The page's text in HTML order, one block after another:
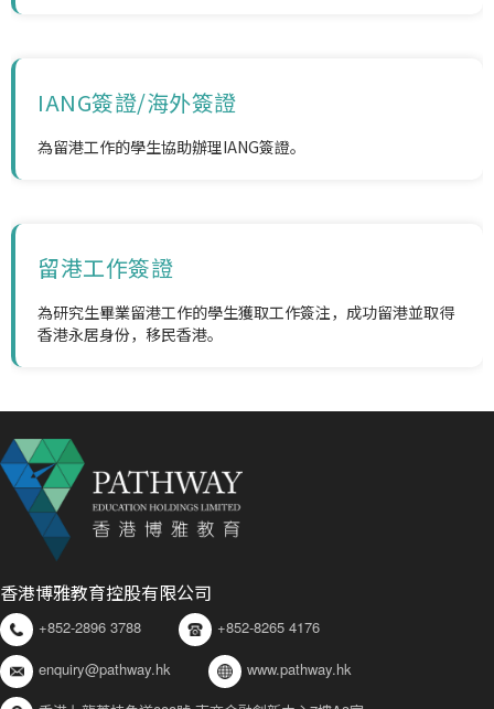
IANG簽證/海外簽證
為留港工作的學生協助辦理IANG簽證。
留港工作簽證
為研究生畢業留港工作的學生獲取工作簽注，成功留港並取得
香港永居身份，移民香港。
香港博雅教育控股有限公司
+852-2896 3788
+852-8265 4176
enquiry@pathway.hk
www.pathway.hk